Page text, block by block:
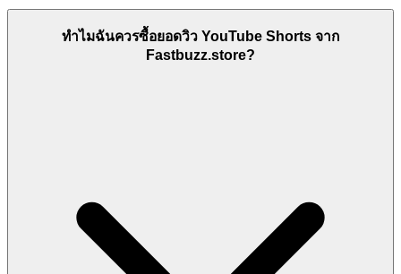
ทำไมฉันควรซื้อยอดวิว YouTube Shorts จาก
Fastbuzz.store?